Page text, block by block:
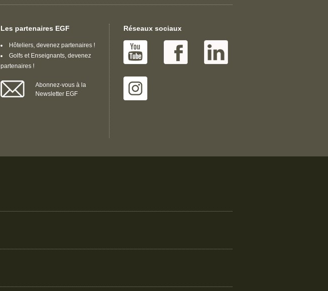
Les partenaires EGF
Hôteliers, devenez partenaires !
Golfs et Enseignants, devenez
partenaires !
Abonnez-vous à la
Newsletter EGF
Réseaux sociaux